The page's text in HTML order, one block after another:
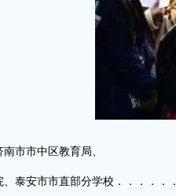
市市中区教育局、
、泰安市市直部分学校．．．．．．